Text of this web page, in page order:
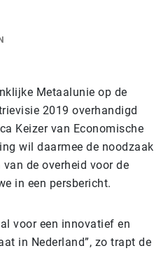
Metaalunie op de
2019 overhandigd
Keizer van Economische
wil daarmee de noodzaak
de overheid voor de
in een persbericht.
voor een innovatief en
in Nederland”, zo trapt de